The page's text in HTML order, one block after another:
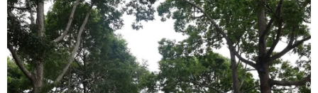
sôi nổi của người dân. (Ảnh: Xuân Tiến/TTXVN)